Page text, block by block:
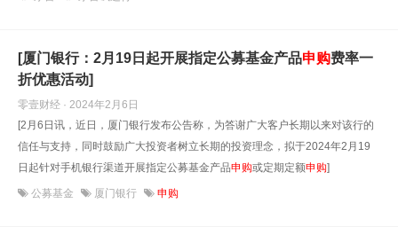
[厦门银行：2月19日起开展指定公募基金产品申购费率一
折优惠活动]
零壹财经 · 2024年2月6日
[2月6日讯，近日，厦门银行发布公告称，为答谢广大客户长期以来对该行的
信任与支持，同时鼓励广大投资者树立长期的投资理念，拟于2024年2月19
日起针对手机银行渠道开展指定公募基金产品申购或定期定额申购]
公募基金 厦门银行 申购